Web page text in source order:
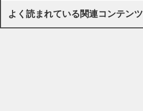
よく読まれている関連コンテンツ